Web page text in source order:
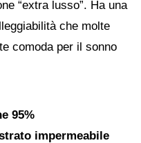
“extra lusso”. Ha una
che molte
comoda per il sonno
95%
impermeabile